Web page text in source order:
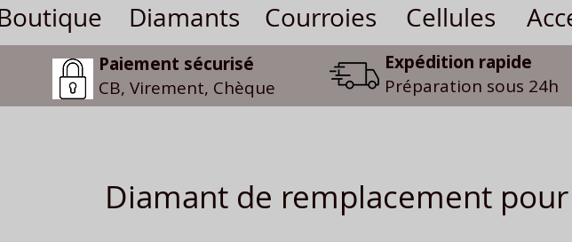
Diamants Courroies Cellules
Paiement sécurisé
CB, Virement, Chèque
Expédition rapide
Préparation sous 24h
Diamant de remplacement pour